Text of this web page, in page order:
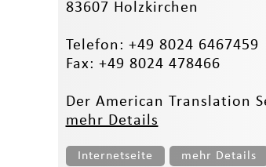
83607 Holzkirchen
Telefon: +49 8024 6467459
Fax: +49 8024 478466
Der American Translation
mehr Details
Internetseite mehr Details